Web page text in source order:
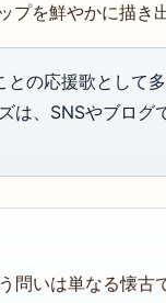
プを鮮やかに描き
との応援歌として
は、SNSやブログ
問いは単なる懐古